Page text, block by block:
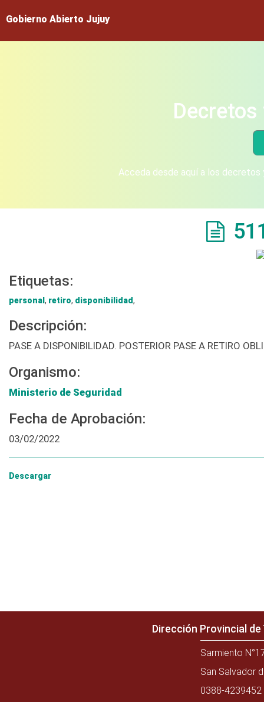
Gobierno Abierto Jujuy
Acceda desde aquí a los
Etiquetas:
personal , retiro, disponibilidad,
Descripción:
PASE A DISPONIBILIDAD. POSTERIOR PASE A RETIRO
Organismo:
Ministerio de Seguridad
Fecha de Aprobación:
03/02/2022
Descargar
Dirección Provincial
Sarmiento
San Salvador
0388-